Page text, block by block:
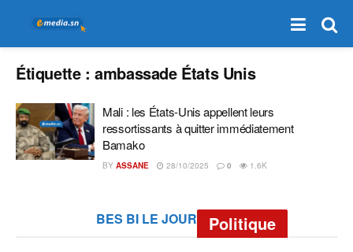
Étiquette :ambassade États Unis
‎Mali : les États-Unis appellent leurs
ressortissants à quitter immédiatement
Bamako
BY ASSANE 28/10/2025 0 1.6K
BES BI LE JOUR Politique